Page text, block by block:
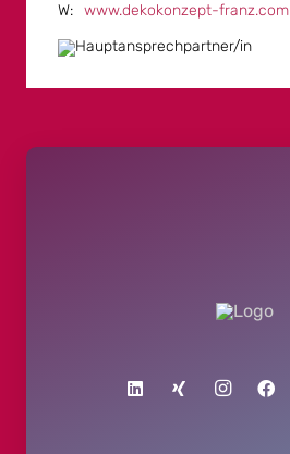
www.dekokonzept-franz.com